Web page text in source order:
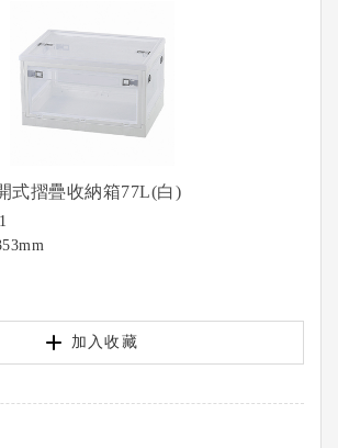
式摺疊收納箱77L(白)
加入收藏